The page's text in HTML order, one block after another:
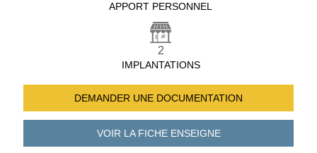
APPORT PERSONNEL
2
IMPLANTATIONS
DEMANDER UNE DOCUMENTATION
VOIR LA FICHEENSEIGNE